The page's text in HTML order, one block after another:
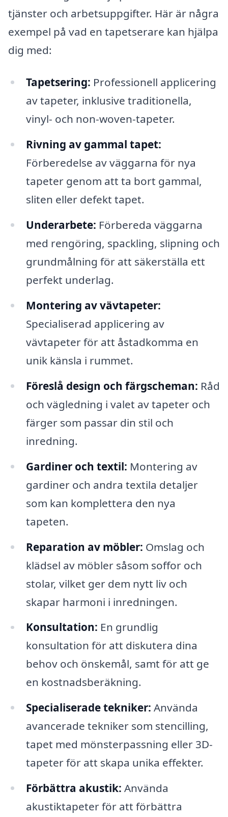
tjänster och arbetsuppgifter. Här är några
exempel på vad en tapetserare kan hjälpa
dig med:
Tapetsering: Professionell applicering
av tapeter, inklusive traditionella,
vinyl- och non-woven-tapeter.
Rivning av gammal tapet:
Förberedelse av väggarna för nya
tapeter genom att ta bort gammal,
sliten eller defekt tapet.
Underarbete: Förbereda väggarna
med rengöring, spackling, slipning och
grundmålning för att säkerställa ett
perfekt underlag.
Montering av vävtapeter:
Specialiserad applicering av
vävtapeter för att åstadkomma en
unik känsla i rummet.
Föreslå design och färgscheman: Råd
och vägledning i valet av tapeter och
färger som passar din stil och
inredning.
Gardiner och textil: Montering av
gardiner och andra textila detaljer
som kan komplettera den nya
tapeten.
Reparation av möbler: Omslag och
klädsel av möbler såsom soffor och
stolar, vilket ger dem nytt liv och
skapar harmoni i inredningen.
Konsultation: En grundlig
konsultation för att diskutera dina
behov och önskemål, samt för att ge
en kostnadsberäkning.
Specialiserade tekniker: Använda
avancerade tekniker som stencilling,
tapet med mönsterpassning eller 3D-
tapeter för att skapa unika effekter.
Förbättra akustik: Använda
akustiktapeter för att förbättra